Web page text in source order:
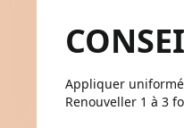
Appliquer
Renouveller 1 à 3